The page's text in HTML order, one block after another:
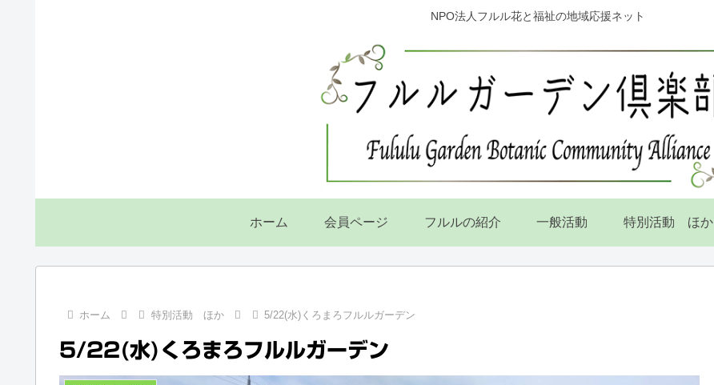
NPO法人フルル花と福祉の地域応援ネット
ホーム 会員ページ フルルの紹介 一般活動 特別活動 ほか
ホーム 特別活動 ほか 5/22(水)くろまろフルルガーデン
5/22(水)くろまろフルルガーデン